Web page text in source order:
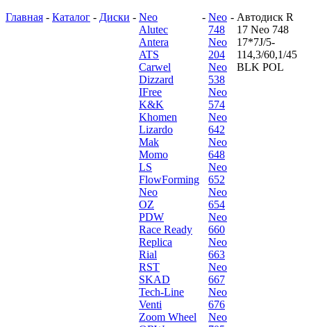
Главная - Каталог - Диски - Neo
Alutec
Antera
ATS
Carwel
Dizzard
IFree
K&K
Khomen
Lizardo
Mak
Momo
LS
FlowForming
Neo
OZ
PDW
Race Ready
Replica
Rial
RST
SKAD
Tech-Line
Venti
Zoom Wheel
- Neo
748
Neo
204
Neo
538
Neo
574
Neo
642
Neo
648
Neo
652
Neo
654
Neo
660
Neo
663
Neo
667
Neo
676
Neo
- Автодиск R
17 Neo 748
17*7J/5-
114,3/60,1/45
BLK POL